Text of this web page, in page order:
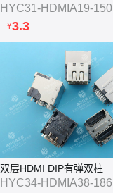
HYC31-HDMIA19-150
¥3.3
双层HDMI DIP有弹双柱
HYC34-HDMIA38-186